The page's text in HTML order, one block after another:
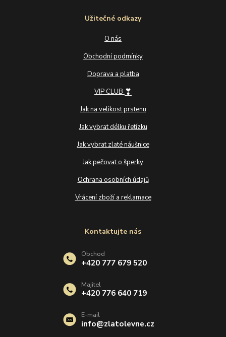
Užitečné odkazy
O nás
Obchodní podmínky
Doprava a platba
VIP CLUB ❣
Jak na velikost prstenu
Jak vybrat délku řetízku
Jak vybrat zlaté náušnice
Jak pečovat o šperky
Ochrana osobních údajů
Vrácení zboží a reklamace
Kontaktujte nás
Obchod
+420 777 679 520
Majitel
+420 776 640 719
E-mail
info@zlatolevne.cz